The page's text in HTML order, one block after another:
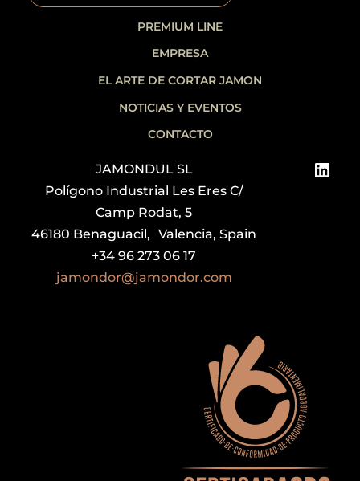
PREMIUM LINE
EMPRESA
EL ARTE DE CORTAR JAMON
NOTICIAS Y EVENTOS
CONTACTO
JAMONDUL SL
Polígono Industrial Les Eres C/
Camp Rodat, 5
46180 Benaguacil, Valencia, Spain
+34 96 273 06 17
jamondor@jamondor.com